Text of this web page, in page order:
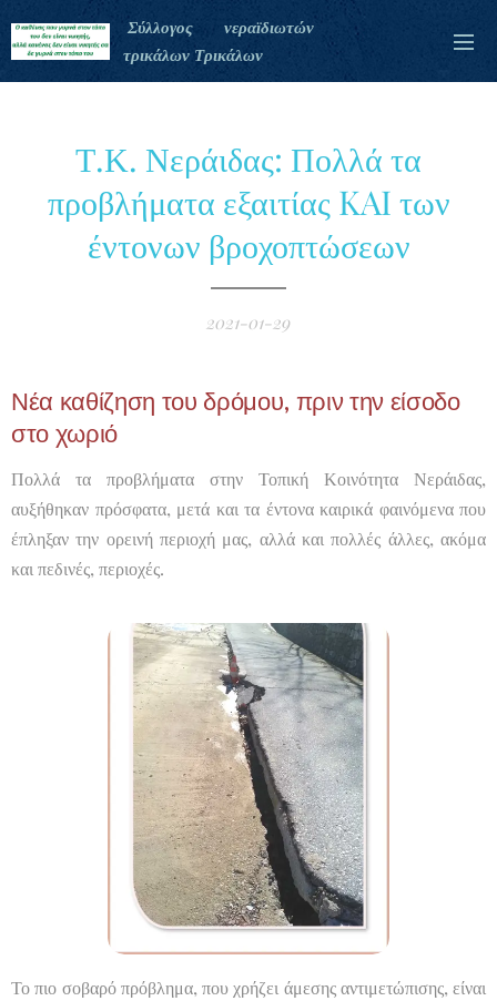
Σύλλογος νεραϊδιωτών
τρικάλων Τρικάλων
Τ.Κ. Νεράιδας: Πολλά τα
προβλήματα εξαιτίας KAI των
έντονων βροχοπτώσεων
2021-01-29
Νέα καθίζηση του δρόμου, πριν την είσοδο
στο χωριό
Πολλά τα προβλήματα στην Τοπική Κοινότητα Νεράιδας,
αυξήθηκαν πρόσφατα, μετά και τα έντονα καιρικά φαινόμενα που
έπληξαν την ορεινή περιοχή μας, αλλά και πολλές άλλες, ακόμα
και πεδινές, περιοχές.
Το πιο σοβαρό πρόβλημα, που χρήζει άμεσης αντιμετώπισης, είναι